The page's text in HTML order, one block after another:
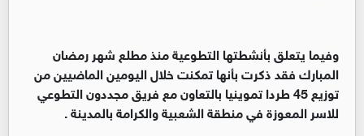
وفيما يتعلق بأنشطتها التطوعية منذ مطلع شهر رمضان
المبارك فقد ذكرت بأنها تمكنت خلال اليومين الماضيين من
توزيع 45 طردا تموينيا بالتعاون مع فريق مجددون التطوعي
للاسر المعوزة في منطقة الشعبية والكرامة بالمدينة .